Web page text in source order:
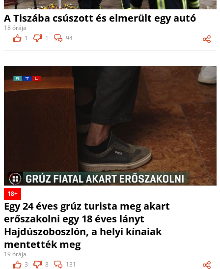
A Tiszába csúszott és elmerült egy autó
18 órája
1
1 94
18+
Egy 24 éves grúz turista meg akart
erőszakolni egy 18 éves lányt
Hajdúszoboszlón, a helyi kínaiak
mentették meg
19 órája
3
8 131